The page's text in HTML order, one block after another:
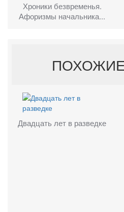
Хроники безвременья.
Афоризмы начальника...
Двадцать лет в разведке